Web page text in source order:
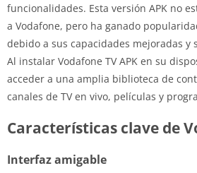
funcionalidades. Esta versión APK no
a Vodafone, pero ha ganado
debido a sus capacidades mejoradas y
Al instalar Vodafone TV APK en su
acceder a una amplia biblioteca de
canales de TV en vivo, películas y
Características clave de
Interfaz amigable